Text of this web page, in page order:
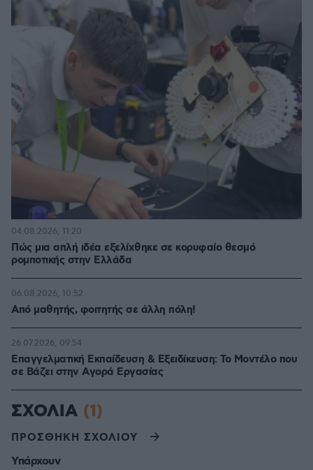
Πώς μια απλή ιδέα εξελίχθηκε σε κορυφαίο θεσμό
ρομποτικής στην Ελλάδα
04.08.2026, 11:20
Από μαθητής, φοιτητής σε άλλη πόλη!
06.08.2026, 10:52
Επαγγελματική Εκπαίδευση & Εξειδίκευση: Το Mοντέλο που
σε Bάζει στην Aγορά Eργασίας
26.07.2026, 09:54
ΣΧΟΛΙΑ (1)
ΠΡΟΣΘΗΚΗ ΣΧΟΛΙΟΥ
Υπάρχουν